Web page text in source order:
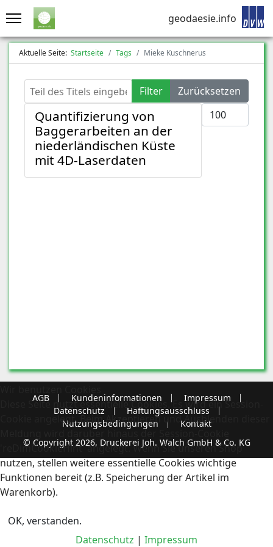
geodaesie.info
Aktuelle Seite: Startseite Tags Mieke Kuschnerus
Teil des Titels eingeben Filter
Zurücksetzen
Anzeige #
Quantifizierung von
Baggerarbeiten an der
niederländischen Küste
mit 4D-Laserdaten
AGB Kundeninformationen
Impressum
Datenschutz
Haftungsausschluss
Nutzungsbedingungen
Kontakt
© Copyright 2026, Druckerei Joh. Walch GmbH & Co. KG
Diese Seite nutzt essentielle Cookies. Es wird ein Session-
Cookie angelegt. Beim Akzeptieren und Ausblenden dieser
Meldung wird darüber hinaus der Session-Cookie
'reDimCookieHint' angelegt. Wenn Sie unseren Shop
nutzen, stellen weitere essentielle Cookies wichtige
Funktionen bereit (z.B. Speicherung der Artikel im
Warenkorb).
OK, verstanden.
Datenschutz | Impressum